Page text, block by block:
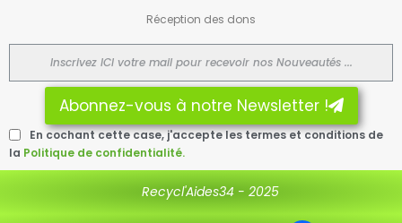
Réception des dons
Abonnez-vous à notre Newsletter !
En cochant cette case, j'accepte les termes et conditions de
la Politique de confidentialité.
Recycl'Aides34 - 2025